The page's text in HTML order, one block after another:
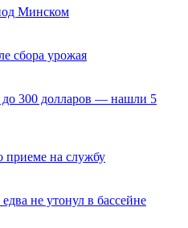
Минском
сбора урожая
300 долларов — нашли 5
на службу
не утонул в бассейне